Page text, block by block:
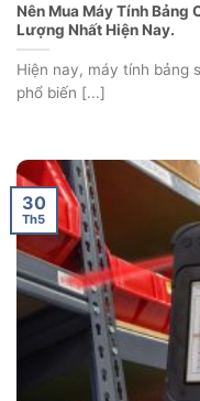
Nên Mua Máy Tính Bảng
Lượng Nhất Hiện Nay.
Hiện nay, máy tính bảng
phổ biến [...]
30
Th5